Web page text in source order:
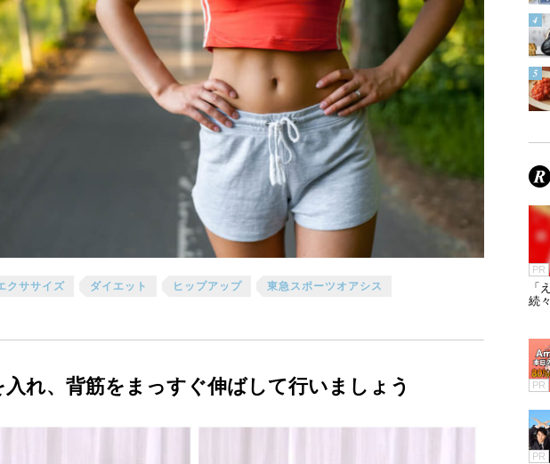
クササイズ ダイエット ヒップアップ 東急スポーツオアシス
入れ、背筋をまっすぐ伸ばして行いましょう
PR
「
続
PR
PR